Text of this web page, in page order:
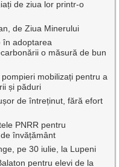
de ziua lor printr-o
de Ziua Minerului
în adoptarea
o măsură de bun
mobilizați pentru a
și păduri
de întreținut, fără efort
PNRR pentru
învățământ
pe 30 iulie, la Lupeni
pentru elevi de la